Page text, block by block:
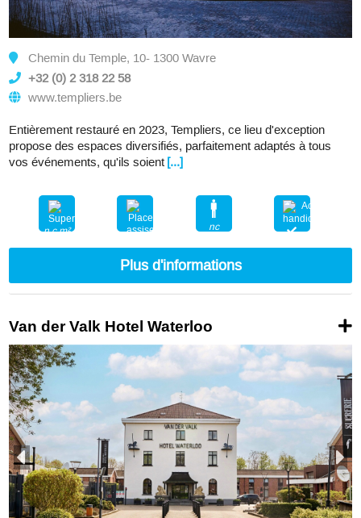
Chemin du Temple, 10- 1300 Wavre
+32 (0) 2 318 22 58
www.templiers.be
Entièrement restauré en 2023, Templiers, ce lieu d'exception
propose des espaces diversifiés, parfaitement adaptés à tous
vos événements, qu'ils soient [...]
n.c.m²
nc
Plus d'informations
Van der Valk Hotel Waterloo